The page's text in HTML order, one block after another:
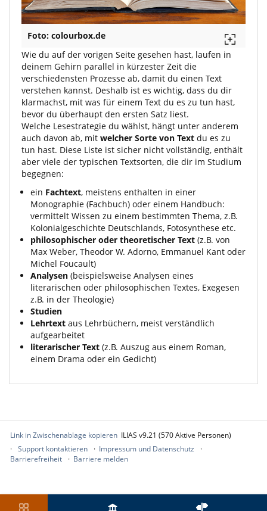
Foto: colourbox.de
Wie du auf der vorigen Seite gesehen hast, laufen in
deinem Gehirn parallel in kürzester Zeit die
verschiedensten Prozesse ab, damit du einen Text
verstehen kannst. Deshalb ist es wichtig, dass du dir
klarmachst, mit was für einem Text du es zu tun hast,
bevor du überhaupt den ersten Satz liest.
Welche Lesestrategie du wählst, hängt unter anderem
auch davon ab, mit welcher Sorte von Text du es zu
tun hast. Diese Liste ist sicher nicht vollständig, enthält
aber viele der typischen Textsorten, die dir im Studium
begegnen:
ein Fachtext, meistens enthalten in einer
Monographie (Fachbuch) oder einem Handbuch:
vermittelt Wissen zu einem bestimmten Thema, z.B.
Kolonialgeschichte Deutschlands, Fotosynthese etc.
philosophischer oder theoretischer Text (z.B. von
Max Weber, Theodor W. Adorno, Emmanuel Kant oder
Michel Foucault)
Analysen (beispielsweise Analysen eines
literarischen oder philosophischen Textes, Exegesen
z.B. in der Theologie)
Studien
Lehrtext aus Lehrbüchern, meist verständlich
aufgearbeitet
literarischer Text (z.B. Auszug aus einem Roman,
einem Drama oder ein Gedicht)
Link in Zwischenablage kopieren ILIAS v9.21 (570 Aktive Personen)
Support kontaktieren
Impressum und Datenschutz
Barrierefreiheit
Barriere melden